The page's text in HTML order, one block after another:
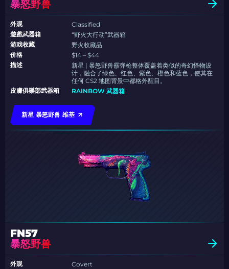
暴怒野兽
外观
Classified
遊戲武器箱
“野火大行动”武器箱
游戏收藏
野火收藏品
价格
$14 – $44
描述
新星 | 暴怒野兽霰弹枪整体覆盖着类似的奇幻怪物设
计，融合了绿色、红色、紫色、橙色和蓝色，使其在
任何 CS2 地图背景中都格外醒目。
皮膚俱樂部武器箱
RAINBOW 武器箱
新星 暴怒野兽 维基
FN57
暴怒野兽
外观
Covert